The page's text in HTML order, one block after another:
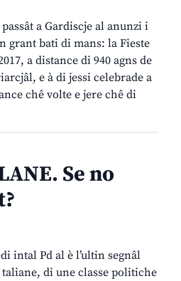
a Gardiscje al anunzi i
grant bati di mans: la Fieste
a distance di 940 agns de
e à di jessi celebrade a
chê volte e jere chê di
Se no
intal Pd al è l’ultin segnâl
di une classe politiche